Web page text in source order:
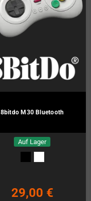
8bitdo M30 Bluetooth
Auf Lager
29,00 €